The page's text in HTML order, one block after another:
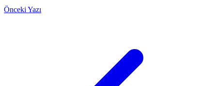
Önceki Yazı